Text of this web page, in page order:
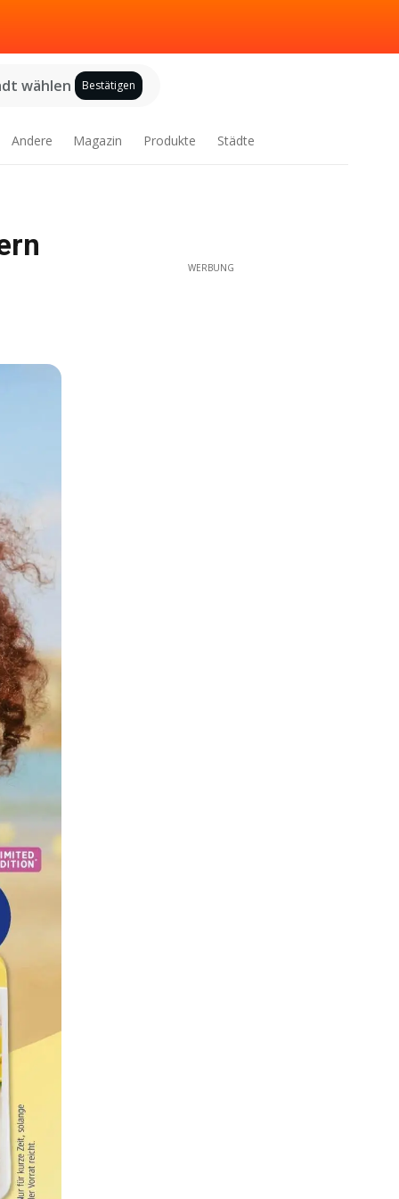
wählen Bestätigen
Andere Magazin Produkte Städte
WERBUNG